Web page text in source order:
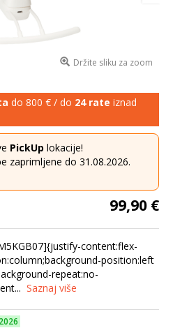
Držite sliku za zoom
do 800 € / do 24 rate iznad
PickUp lokacije!
zaprimljene do 31.08.2026.
99,90 €
content:flex-
position:left
repeat:no-
Saznaj više